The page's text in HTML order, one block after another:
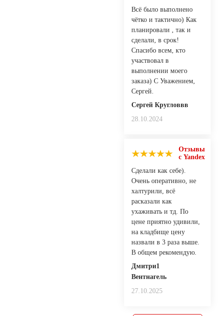
Всё было выполнено
чётко и тактично) Как
планировали , так и
сделали, в срок!
Спасибо всем, кто
участвовал в
выполнении моего
заказа) С Уважением,
Сергей.
Сергей Кругловвв
28.10.2024
Отзывы
с Yandex
Сделали как себе).
Очень оперативно, не
халтурили, всё
расказали как
ухаживать и тд. По
цене приятно удивили,
на кладбище цену
назвали в 3 раза выше.
В общем рекомендую.
Дмитри1
Вентнагель
27.10.2025